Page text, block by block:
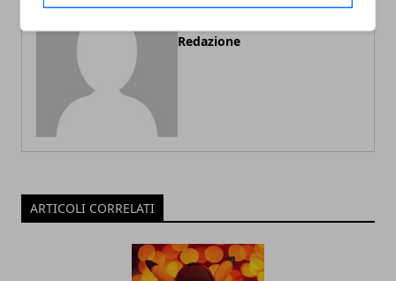
Redazione
ARTICOLI CORRELATI